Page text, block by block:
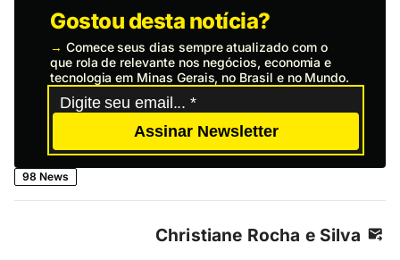
Gostou desta notícia?
→ Comece seus dias sempre atualizado com o
que rola de relevante nos negócios, economia e
tecnologia em Minas Gerais, no Brasil e no Mundo.
Assinar Newsletter
98 News
Christiane Rocha e Silva